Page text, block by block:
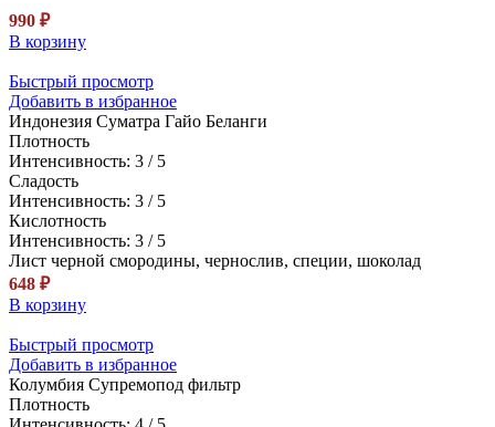
990 ₽
В корзину
Быстрый просмотр
Добавить в избранное
Индонезия Суматра Гайо Беланги
Плотность
Интенсивность: 3 / 5
Сладость
Интенсивность: 3 / 5
Кислотность
Интенсивность: 3 / 5
Лист черной смородины, чернослив, специи, шоколад
648 ₽
В корзину
Быстрый просмотр
Добавить в избранное
Колумбия Супремопод фильтр
Плотность